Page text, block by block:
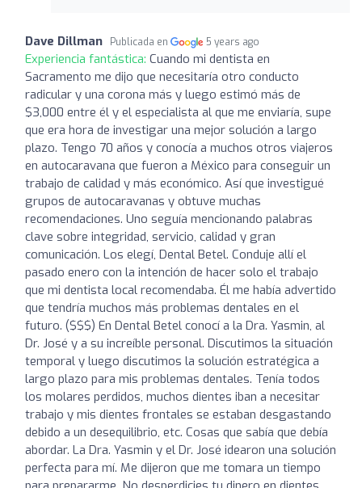
Dave Dillman Publicada en 5 years ago
Experiencia fantástica: Cuando mi dentista en
Sacramento me dijo que necesitaría otro conducto
radicular y una corona más y luego estimó más de
$3,000 entre él y el especialista al que me enviaría, supe
que era hora de investigar una mejor solución a largo
plazo. Tengo 70 años y conocía a muchos otros viajeros
en autocaravana que fueron a México para conseguir un
trabajo de calidad y más económico. Así que investigué
grupos de autocaravanas y obtuve muchas
recomendaciones. Uno seguía mencionando palabras
clave sobre integridad, servicio, calidad y gran
comunicación. Los elegí, Dental Betel. Conduje allí el
pasado enero con la intención de hacer solo el trabajo
que mi dentista local recomendaba. Él me había advertido
que tendría muchos más problemas dentales en el
futuro. ($$$) En Dental Betel conocí a la Dra. Yasmin, al
Dr. José y a su increíble personal. Discutimos la situación
temporal y luego discutimos la solución estratégica a
largo plazo para mis problemas dentales. Tenía todos
los molares perdidos, muchos dientes iban a necesitar
trabajo y mis dientes frontales se estaban desgastando
debido a un desequilibrio, etc. Cosas que sabía que debía
abordar. La Dra. Yasmin y el Dr. José idearon una solución
perfecta para mí. Me dijeron que me tomara un tiempo